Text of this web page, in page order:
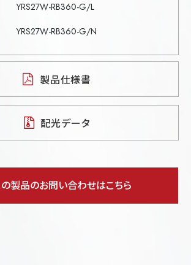
YRS27W-RB360-G/L
YRS27W-RB360-G/N
製品仕様書
配光データ
の製品のお問い合わせはこちら